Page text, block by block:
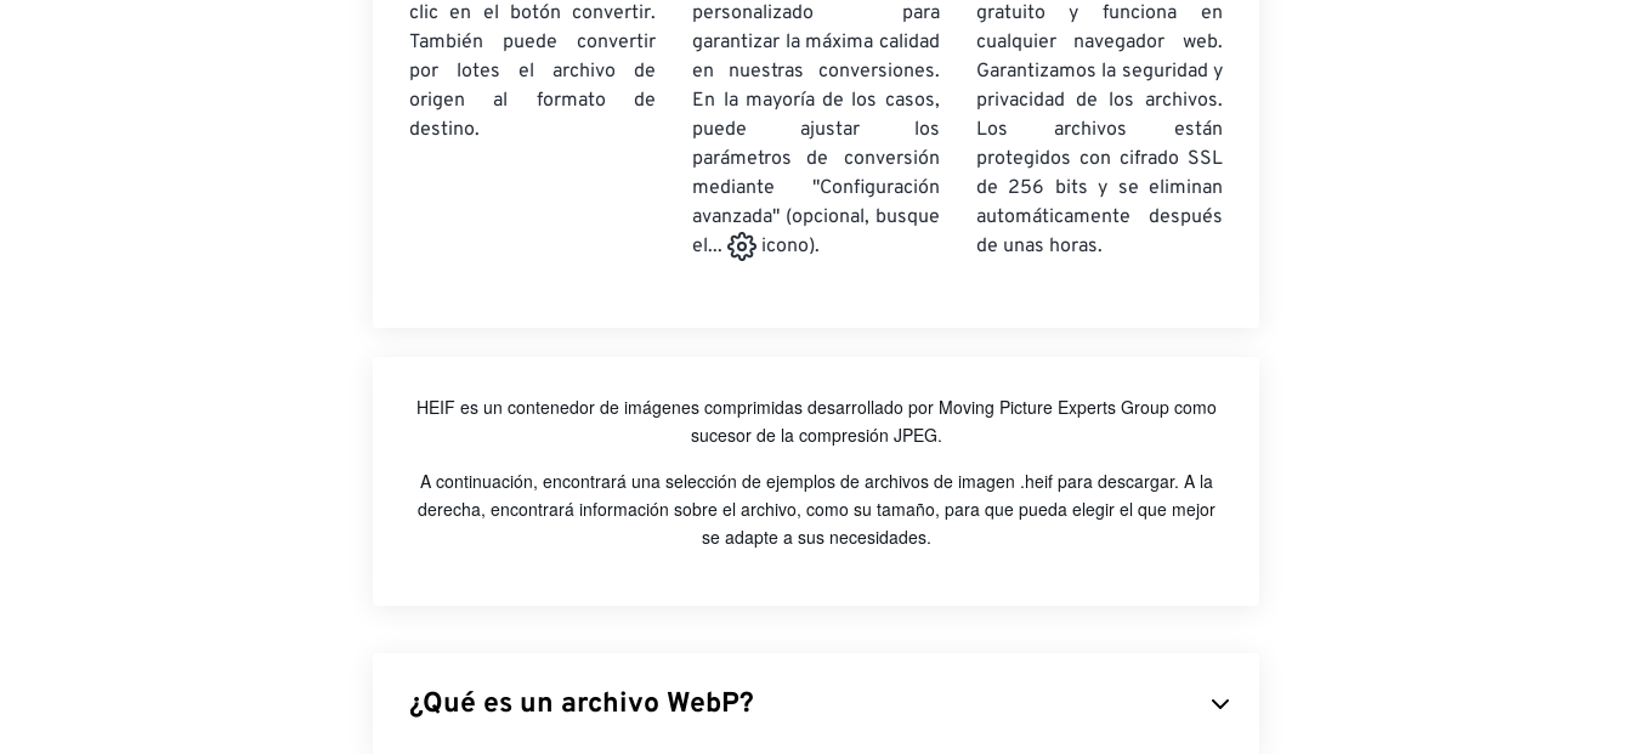
clic en el botón convertir.
También puede convertir
por lotesel archivo de
origen al formato de
destino.
personalizado para
garantizar la máxima calidad
en nuestras conversiones.
En la mayoría de los casos,
puede ajustar los
parámetros de conversión
mediante "Configuración
avanzada" (opcional, busque
el...
icono).
gratuito y funciona en
cualquier navegador web.
Garantizamos la seguridad y
privacidad de los archivos.
Los archivos están
protegidos con cifrado SSL
de 256 bits y se eliminan
automáticamente después
de unas horas.
HEIF es un contenedor de imágenes comprimidas desarrollado por Moving Picture Experts Group como
sucesor de la compresión JPEG.
A continuación, encontrará una selección de ejemplos de archivos de imagen .heif para descargar. A la
derecha, encontrará información sobre el archivo, como su tamaño, para que pueda elegir el que mejor
se adapte a sus necesidades.
¿Qué es un archivo WebP?